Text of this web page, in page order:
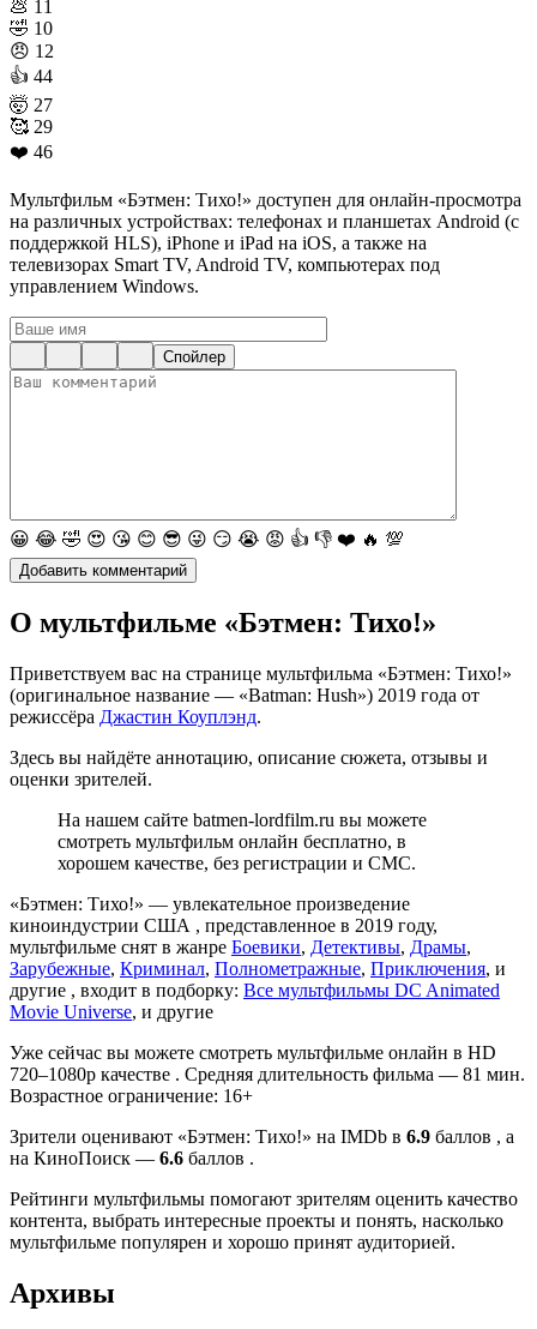
💩 11
🤣 10
😠 12
👍 44
🤯 27
🥰 29
❤️ 46
Мультфильм «Бэтмен: Тихо!» доступен для онлайн-просмотра
на различных устройствах: телефонах и планшетах Android (с
поддержкой HLS), iPhone и iPad на iOS, а также на
телевизорах Smart TV, Android TV, компьютерах под
управлением Windows.
Спойлер
😀 😂 🤣 😍 😘 😊 😎 😜 😏 😭 😡 👍 👎 ❤️ 🔥 💯
О мультфильме «Бэтмен: Тихо!»
Приветствуем вас на странице мультфильма «Бэтмен: Тихо!»
(оригинальное название — «Batman: Hush») 2019 года от
режиссёра Джастин Коуплэнд.
Здесь вы найдёте аннотацию, описание сюжета, отзывы и
оценки зрителей.
На нашем сайте batmen-lordfilm.ru вы можете
смотреть мультфильм онлайн бесплатно, в
хорошем качестве, без регистрации и СМС.
«Бэтмен: Тихо!» — увлекательное произведение
киноиндустрии США , представленное в 2019 году,
мультфильме снят в жанре Боевики, Детективы, Драмы,
Зарубежные, Криминал, Полнометражные, Приключения, и
другие , входит в подборку: Все мультфильмы DC Animated
Movie Universe, и другие
Уже сейчас вы можете смотреть мультфильме онлайн в HD
720–1080p качестве . Средняя длительность фильма — 81 мин.
Возрастное ограничение: 16+
Зрители оценивают «Бэтмен: Тихо!» на IMDb в 6.9 баллов , а
на КиноПоиск — 6.6 баллов .
Рейтинги мультфильмы помогают зрителям оценить качество
контента, выбрать интересные проекты и понять, насколько
мультфильме популярен и хорошо принят аудиторией.
Архивы